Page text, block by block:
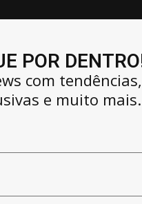
POR
com
e muito mais.